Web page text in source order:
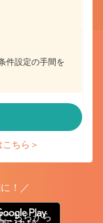
件設定の手間を
ちら＞
！／
こちらから